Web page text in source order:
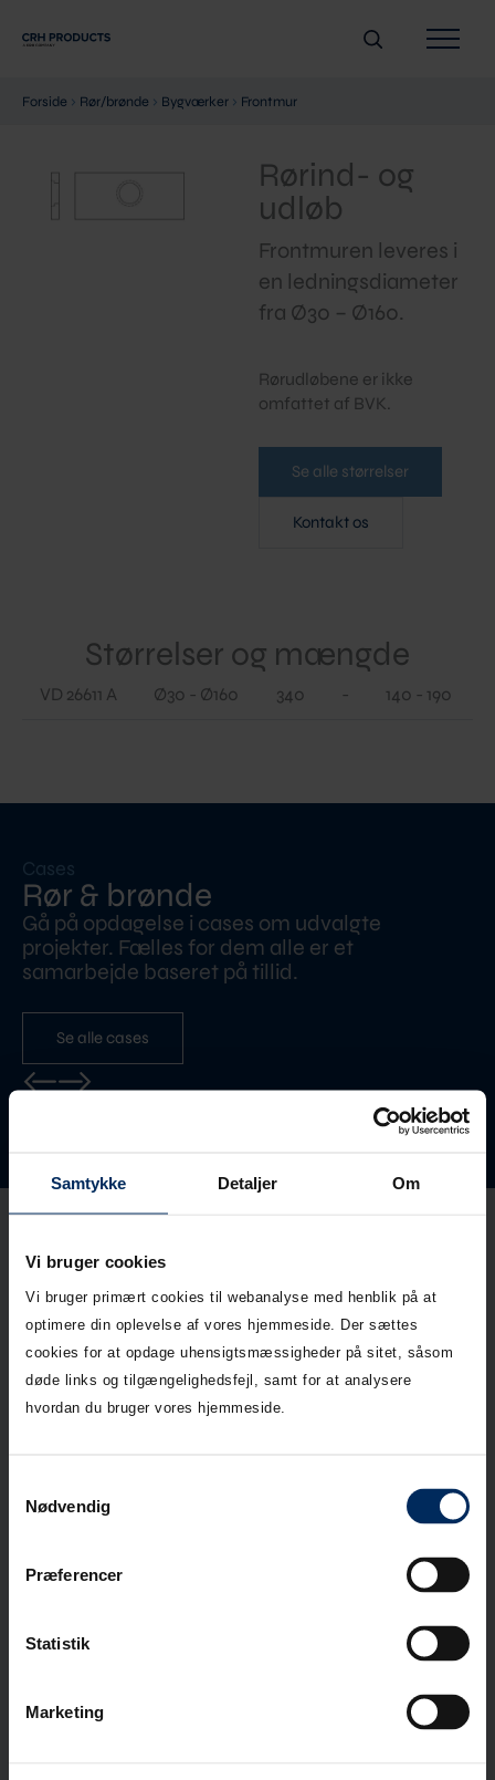
Samtykke Detaljer Om
Vi bruger cookies
Vi bruger primært cookies til webanalyse med henblik på at
optimere din oplevelse af vores hjemmeside. Der sættes
cookies for at opdage uhensigtsmæssigheder på sitet, såsom
døde links og tilgængelighedsfejl, samt for at analysere
hvordan du bruger vores hjemmeside.
Nødvendig
Præferencer
Statistik
Marketing
Forside › Rør/brønde › Bygværker › Frontmur
Rørind- og
udløb
Frontmuren leveres i
en ledningsdiameter
fra Ø30 – Ø160.
Rørudløbene er ikke
omfattet af BVK.
Se alle størrelser
Kontakt os
Størrelser og mængde
VD 26611 A Ø30 - Ø160 340 - 140 - 190
Cases
Rør & brønde
Gå på opdagelse i cases om udvalgte
projekter. Fælles for dem alle er et
samarbejde baseret på tillid.
Se alle cases
Vejledninger
Find for drift- og
vedligehold af
betonbrønde, betonrør,
bygværker og